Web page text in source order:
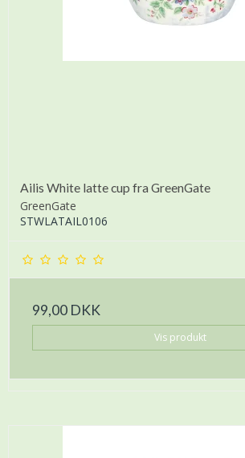
Ailis White latte cup fra GreenGate
GreenGate
STWLATAIL0106
99,00 DKK
Vis produkt